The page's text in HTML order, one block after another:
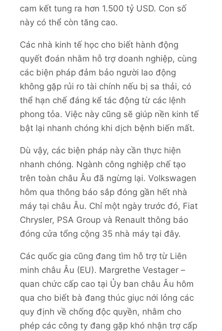
cam kết tung ra hơn 1.500 tỷ USD. Con số
này có thể còn tăng cao.
Các nhà kinh tế học cho biết hành động
quyết đoán nhằm hỗ trợ doanh nghiệp, cùng
các biện pháp đảm bảo người lao động
không gặp rủi ro tài chính nếu bị sa thải, có
thể hạn chế đáng kể tác động từ các lệnh
phong tỏa. Việc này cũng sẽ giúp nền kinh tế
bật lại nhanh chóng khi dịch bệnh biến mất.
Dù vậy, các biện pháp này cần thực hiện
nhanh chóng. Ngành công nghiệp chế tạo
trên toàn châu Âu đã ngừng lại. Volkswagen
hôm qua thông báo sắp đóng gần hết nhà
máy tại châu Âu. Chỉ một ngày trước đó, Fiat
Chrysler, PSA Group và Renault thông báo
đóng cửa tổng cộng 35 nhà máy tại đây.
Các quốc gia cũng đang tìm hỗ trợ từ Liên
minh châu Âu (EU). Margrethe Vestager –
quan chức cấp cao tại Ủy ban châu Âu hôm
qua cho biết bà đang thúc giục nới lỏng các
quy định về chống độc quyền, nhằm cho
phép các công ty đang gặp khó nhận trợ cấp